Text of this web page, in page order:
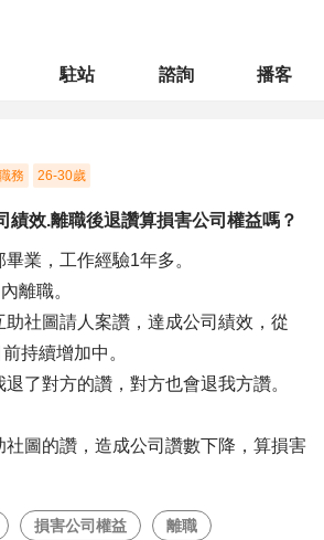
駐站 諮詢 播客
務 26-30歲
績效.離職後退讚算損害公司權益嗎？
業，工作經驗1年多。
離職。
助社圖請人案讚，達成公司績效，從
持續增加中。
了對方的讚，對方也會退我方讚。
社圖的讚，造成公司讚數下降，算損害
損害公司權益 離職